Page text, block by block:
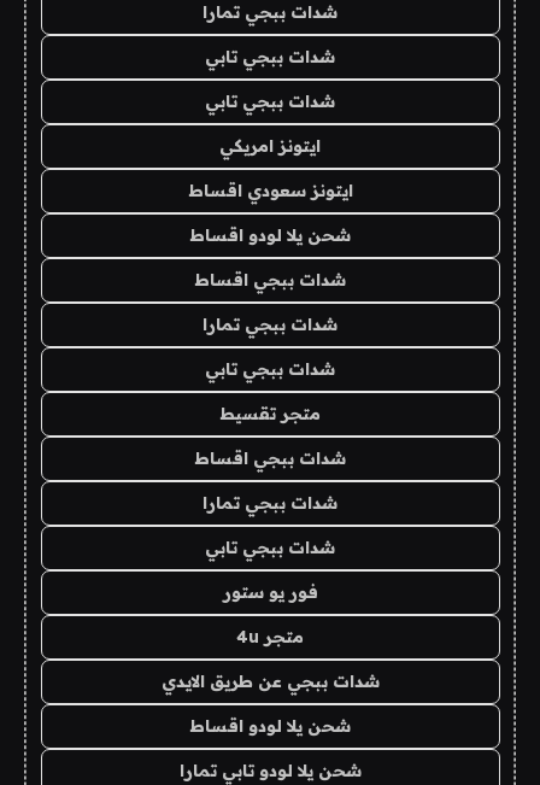
شدات ببجي تمارا
شدات ببجي تابي
شدات ببجي تابي
ايتونز امريكي
ايتونز سعودي اقساط
شحن يلا لودو اقساط
شدات ببجي اقساط
شدات ببجي تمارا
شدات ببجي تابي
متجر تقسيط
شدات ببجي اقساط
شدات ببجي تمارا
شدات ببجي تابي
فور يو ستور
متجر 4u
شدات ببجي عن طريق الايدي
شحن يلا لودو اقساط
شحن يلا لودو تابي تمارا